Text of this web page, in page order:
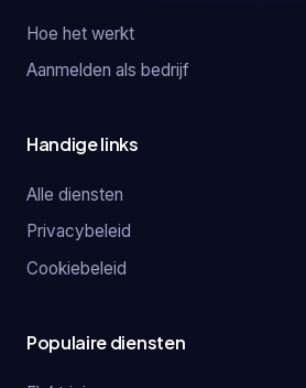
Hoe het werkt
Aanmelden als bedrijf
Handige links
Alle diensten
Privacybeleid
Cookiebeleid
Populaire diensten